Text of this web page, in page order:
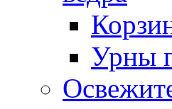
Урны